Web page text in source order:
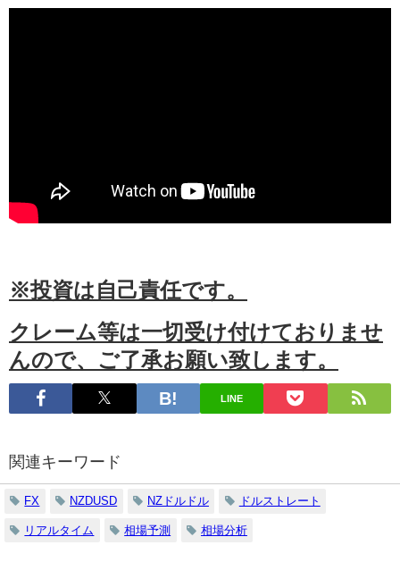
※投資は自己責任です。
クレーム等は一切受け付けておりませ
んので、ご了承お願い致します。
LINE
関連キーワード
FX NZDUSD NZドルドル ドルストレート
リアルタイム 相場予測 相場分析